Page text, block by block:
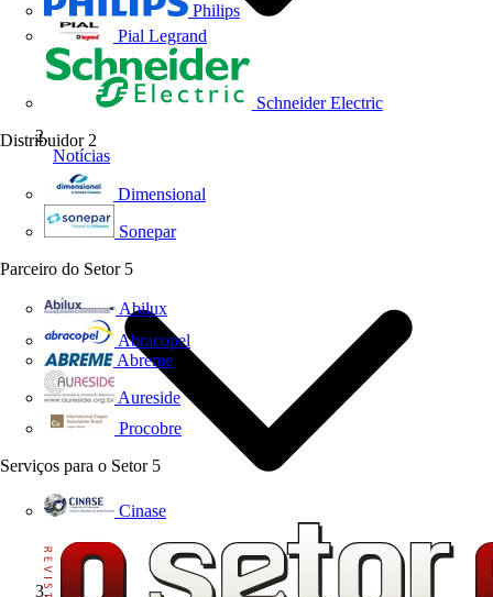
Philips
Pial Legrand
Schneider Electric
Distribuidor 2
Dimensional
Sonepar
Parceiro do Setor 5
Abilux
Abracopel
Abreme
Aureside
Procobre
Serviços para o Setor 5
Cinase
Notícias